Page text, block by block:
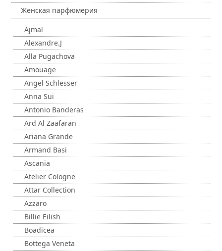
Женская парфюмерия
Ajmal
Alexandre.J
Alla Pugachova
Amouage
Angel Schlesser
Anna Sui
Antonio Banderas
Ard Al Zaafaran
Ariana Grande
Armand Basi
Ascania
Atelier Cologne
Attar Collection
Azzaro
Billie Eilish
Boadicea
Bottega Veneta